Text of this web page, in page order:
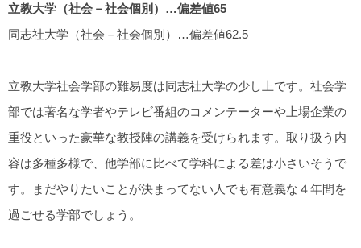
立教大学（社会－社会個別）…偏差値65
同志社大学（社会－社会個別）…偏差値62.5
立教大学社会学部の難易度は同志社大学の少し上です。社会学
部では著名な学者やテレビ番組のコメンテーターや上場企業の
重役といった豪華な教授陣の講義を受けられます。取り扱う内
容は多種多様で、他学部に比べて学科による差は小さいそうで
す。まだやりたいことが決まってない人でも有意義な４年間を
過ごせる学部でしょう。